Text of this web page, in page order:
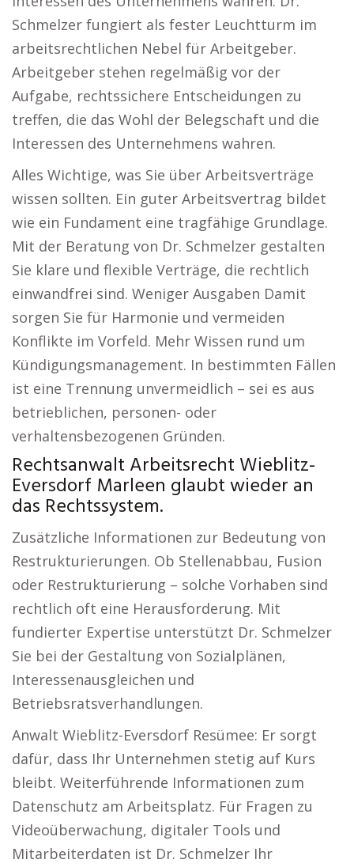
Schmelzer fungiert als fester Leuchtturm im
arbeitsrechtlichen Nebel für Arbeitgeber.
Arbeitgeber stehen regelmäßig vor der
Aufgabe, rechtssichere Entscheidungen zu
treffen, die das Wohl der Belegschaft und die
Interessen des Unternehmens wahren.
Alles Wichtige, was Sie über Arbeitsverträge
wissen sollten. Ein guter Arbeitsvertrag bildet
wie ein Fundament eine tragfähige Grundlage.
Mit der Beratung von Dr. Schmelzer gestalten
Sie klare und flexible Verträge, die rechtlich
einwandfrei sind. Weniger Ausgaben Damit
sorgen Sie für Harmonie und vermeiden
Konflikte im Vorfeld. Mehr Wissen rund um
Kündigungsmanagement. In bestimmten Fällen
ist eine Trennung unvermeidlich – sei es aus
betrieblichen, personen- oder
verhaltensbezogenen Gründen.
Rechtsanwalt Arbeitsrecht Wieblitz-
Eversdorf Marleen glaubt wieder an
das Rechtssystem.
Zusätzliche Informationen zur Bedeutung von
Restrukturierungen. Ob Stellenabbau, Fusion
oder Restrukturierung – solche Vorhaben sind
rechtlich oft eine Herausforderung. Mit
fundierter Expertise unterstützt Dr. Schmelzer
Sie bei der Gestaltung von Sozialplänen,
Interessenausgleichen und
Betriebsratsverhandlungen.
Anwalt Wieblitz-Eversdorf Resümee: Er sorgt
dafür, dass Ihr Unternehmen stetig auf Kurs
bleibt. Weiterführende Informationen zum
Datenschutz am Arbeitsplatz. Für Fragen zu
Videoüberwachung, digitaler Tools und
Mitarbeiterdaten ist Dr. Schmelzer Ihr